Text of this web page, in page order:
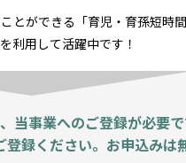
とができる「育児・育孫短時
利用して活躍中です！
当事業へのご登録が必要で
録ください。お申込みは